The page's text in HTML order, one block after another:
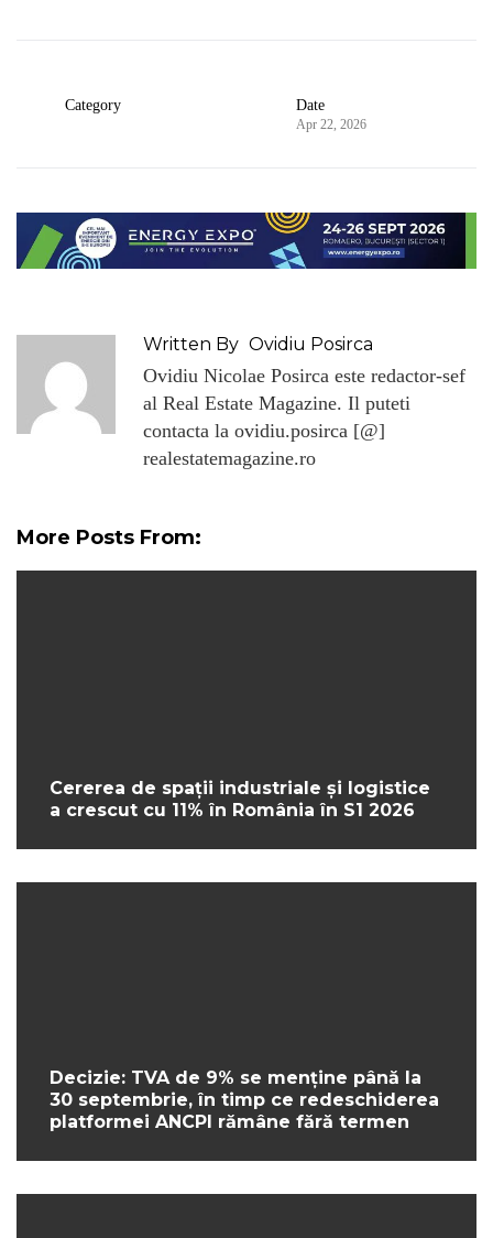
Category Date
Apr 22, 2026
Written By Ovidiu Posirca
Ovidiu Nicolae Posirca este redactor-sef
al Real Estate Magazine. Il puteti
contacta la ovidiu.posirca [@]
realestatemagazine.ro
More Posts From:
Cererea de spații industriale și logistice
a crescut cu 11% în România în S1 2026
Decizie: TVA de 9% se menține până la
30 septembrie, în timp ce redeschiderea
platformei ANCPI rămâne fără termen